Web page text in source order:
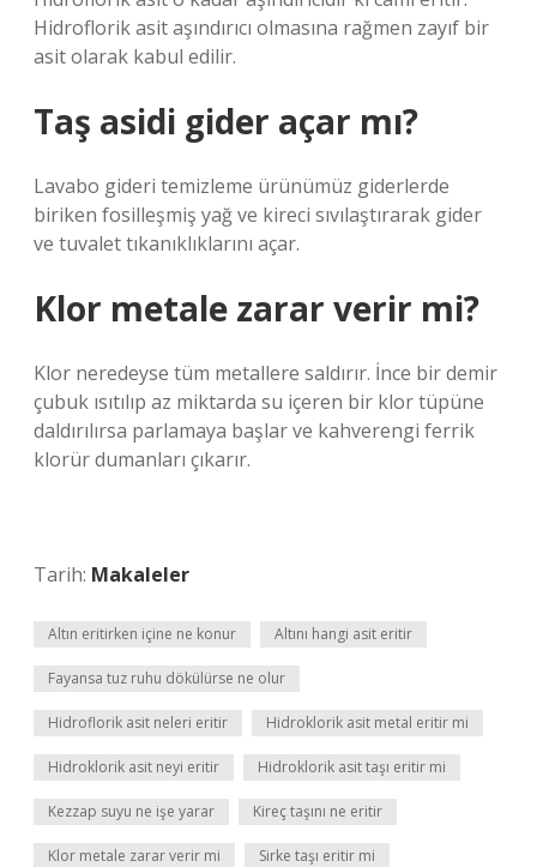
Hidroflorik asit aşındırıcı olmasına rağmen zayıf bir
asit olarak kabul edilir.
Taş asidi gider açar mı?
Lavabo gideri temizleme ürünümüz giderlerde
biriken fosilleşmiş yağ ve kireci sıvılaştırarak gider
ve tuvalet tıkanıklıklarını açar.
Klor metale zarar verir mi?
Klor neredeyse tüm metallere saldırır. İnce bir demir
çubuk ısıtılıp az miktarda su içeren bir klor tüpüne
daldırılırsa parlamaya başlar ve kahverengi ferrik
klorür dumanları çıkarır.
Tarih: Makaleler
Altın eritirken içine ne konur Altını hangi asit eritir
Fayansa tuz ruhu dökülürse ne olur
Hidroflorik asit neleri eritir Hidroklorik asit metal eritir mi
Hidroklorik asit neyi eritir Hidroklorik asit taşı eritir mi
Kezzap suyu ne işe yarar Kireç taşını ne eritir
Klor metale zarar verir mi Sirke taşı eritir mi